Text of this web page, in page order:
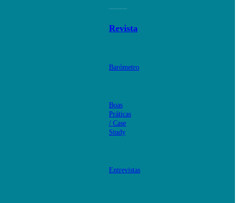
Revista
Barómetro
Boas
Práticas
/ Case
Study
Entrevistas